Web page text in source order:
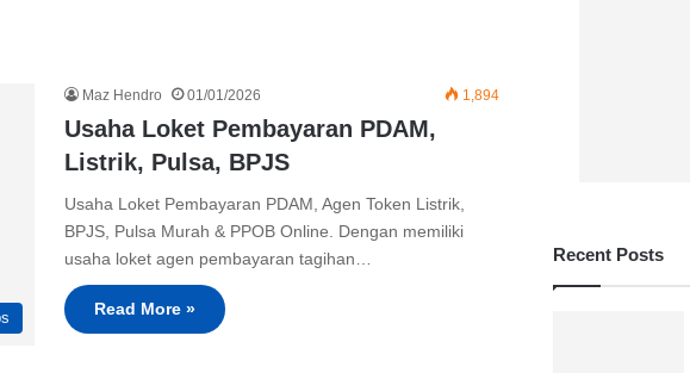
Maz Hendro 01/01/2026 1,894
Usaha Loket Pembayaran PDAM,
Listrik, Pulsa, BPJS
Usaha Loket Pembayaran PDAM, Agen Token Listrik,
BPJS, Pulsa Murah & PPOB Online. Dengan memiliki
usaha loket agen pembayaran tagihan…
Read More »
Recent Posts